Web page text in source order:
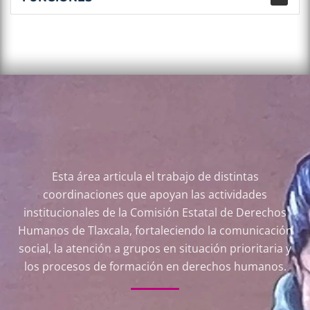
Esta área articula el trabajo de distintas
coordinaciones que apoyan las actividades
institucionales de la Comisión Estatal de Derechos
Humanos de Tlaxcala, fortaleciendo la comunicación
social, la atención a grupos en situación prioritaria y
los procesos de formación en derechos humanos.